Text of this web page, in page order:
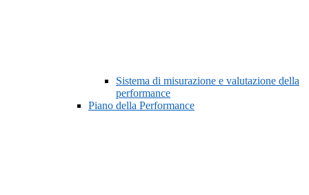
Sistema di misurazione e valutazione della
performance
Piano della Performance